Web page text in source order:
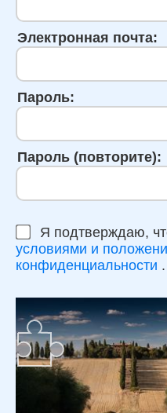
Электронная почта:
Пароль:
Пароль (повторите):
Я подтверждаю,
условиями и
конфиденциальности .